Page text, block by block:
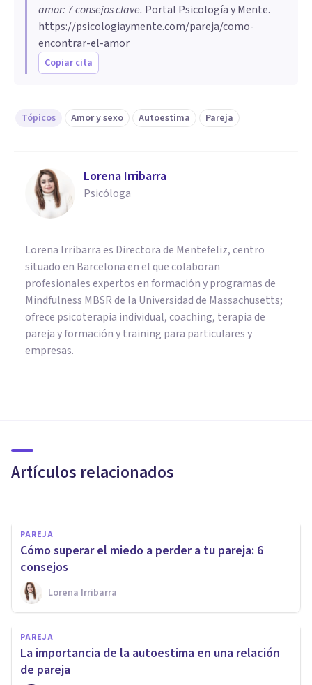
amor: 7 consejos clave. Portal Psicología y Mente.
https://psicologiaymente.com/pareja/como-
encontrar-el-amor
Copiar cita
Tópicos Amor y sexo Autoestima Pareja
Lorena Irribarra
Psicóloga
Lorena Irribarra es Directora de Mentefeliz, centro
situado en Barcelona en el que colaboran
profesionales expertos en formación y programas de
Mindfulness MBSR de la Universidad de Massachusetts;
ofrece psicoterapia individual, coaching, terapia de
pareja y formación y training para particulares y
empresas.
Artículos relacionados
autoestima
PAREJA
Cómo superar el miedo a perder a tu pareja: 6
consejos
Lorena Irribarra
PAREJA
La importancia de la autoestima en una relación
de pareja
PSICOLOGÍA SOCIAL Y RELACIONES PERSONALES
¿Cuál es la relación entre la
baja autoestima y la
dependencia emocional?